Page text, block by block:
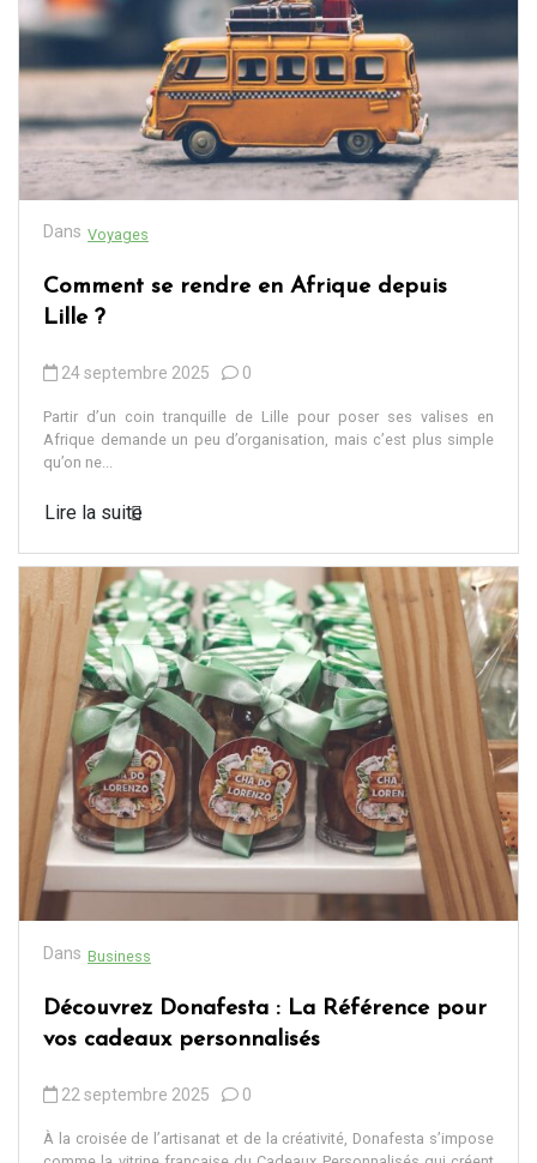
Dans Voyages
Comment se rendre en Afrique depuis
Lille ?
24 septembre 2025 0
Partir d’un coin tranquille de Lille pour poser ses valises en
Afrique demande un peu d’organisation, mais c’est plus simple
qu’on ne...
Lire la suite
Dans Business
Découvrez Donafesta : La Référence pour
vos cadeaux personnalisés
22 septembre 2025 0
À la croisée de l’artisanat et de la créativité, Donafesta s’impose